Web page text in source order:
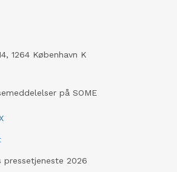
1264 København K
på SOME
X
pressetjeneste 2026